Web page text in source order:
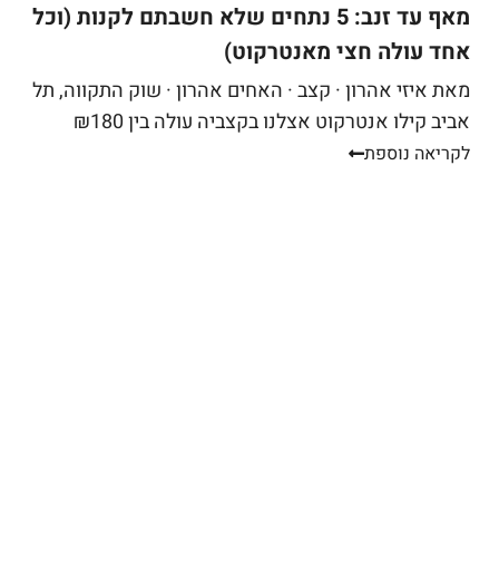
מאף עד זנב: 5 נתחים שלא חשבתם לקנות (וכל
אחד עולה חצי מאנטרקוט)
מאת איזי אהרון · קצב · האחים אהרון · שוק התקווה, תל
אביב קילו אנטרקוט אצלנו בקצביה עולה בין ₪180
ל-₪220. מחיר יפה – וגם מוצדק, כי זה...
לקריאה נוספת